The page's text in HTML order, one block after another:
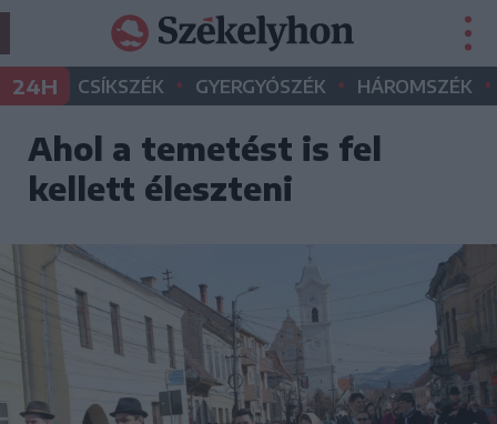
24H CSÍKSZÉK • GYERGYÓSZÉK • HÁROMSZÉK •
Ahol a temetést is fel
kellett éleszteni